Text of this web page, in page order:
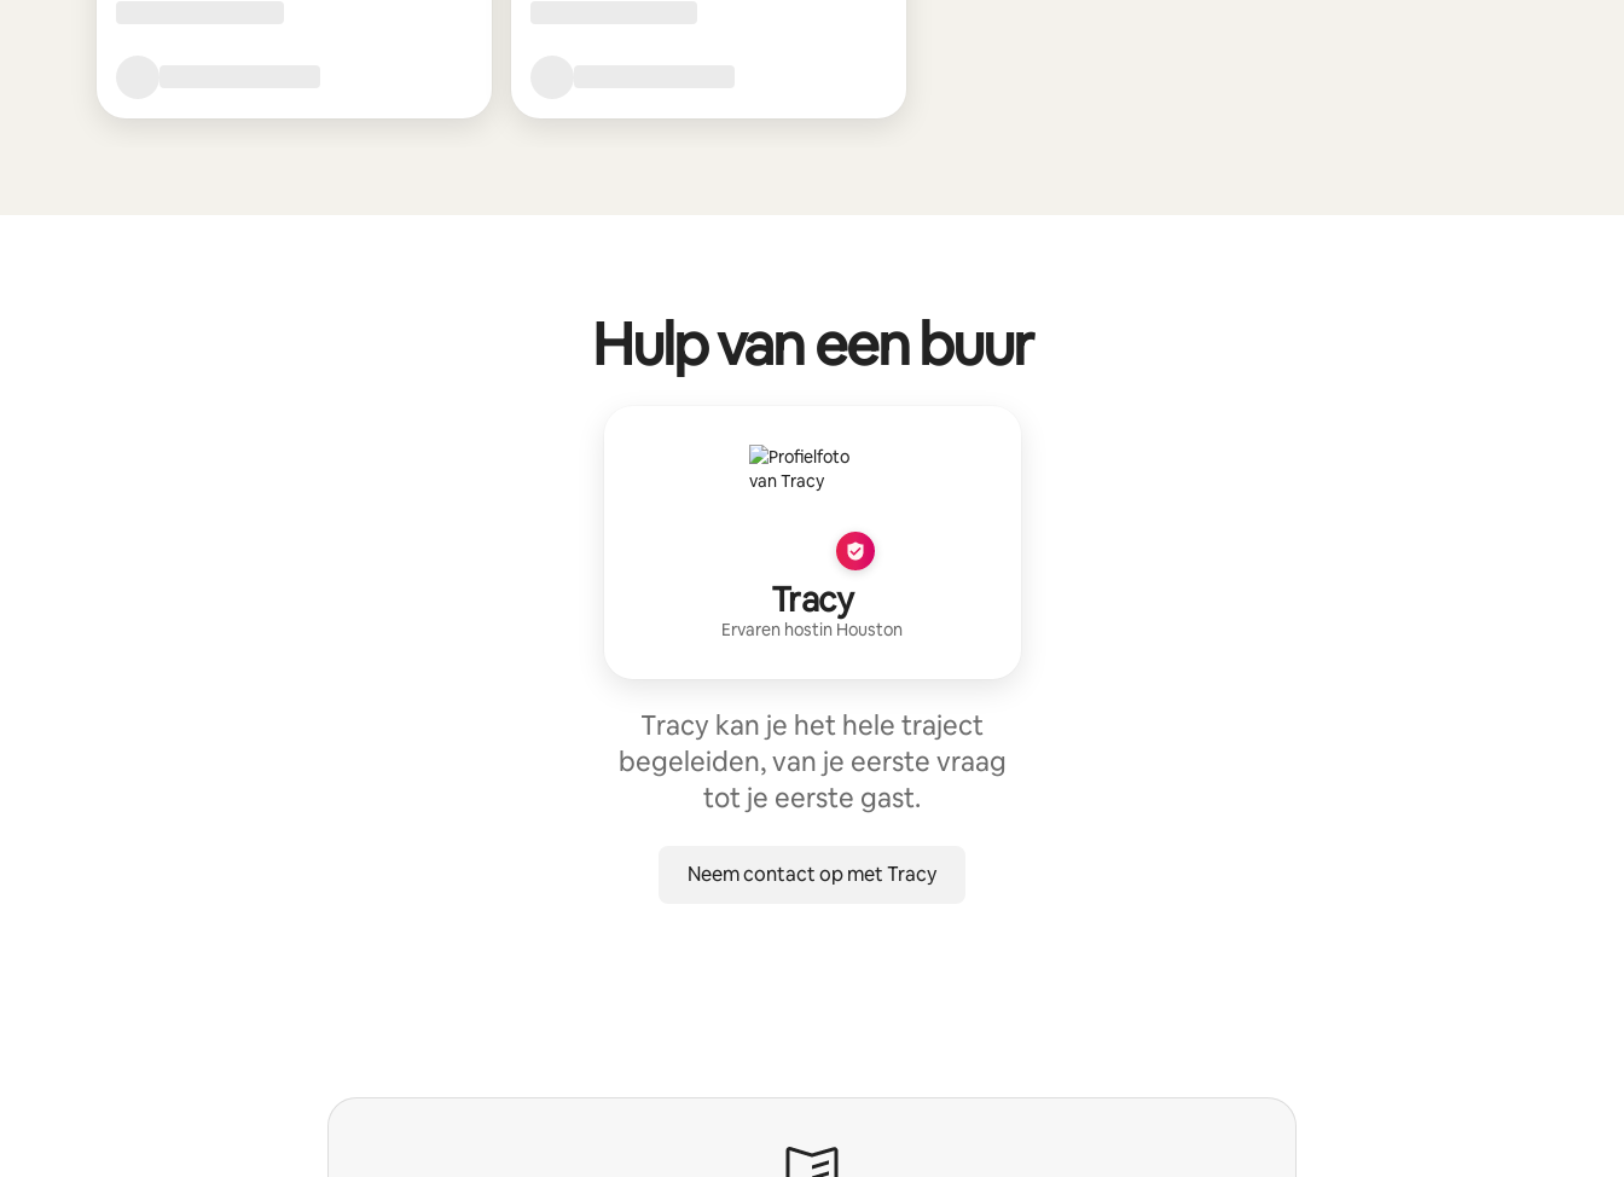
Hulp van een buur
Tracy
Ervaren hostin Houston
Tracy kan je het hele traject
begeleiden, van je eerste vraag
tot je eerste gast.
Neem contact op met Tracy